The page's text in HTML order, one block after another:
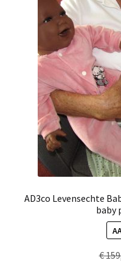
AD3co Levensechte
baby
€